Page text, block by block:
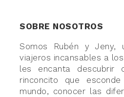
SOBRE NOSOTROS
Somos Rubén y Jeny,
viajeros incansables a
les encanta descubrir
rinconcito que
mundo, conocer las